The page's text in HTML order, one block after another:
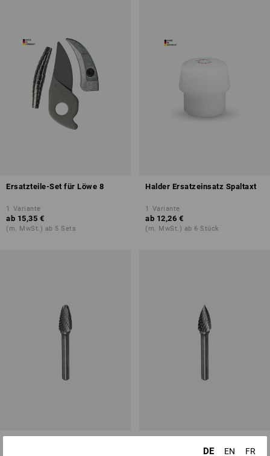
Ersatzteile-Set für Löwe 8
1 Variante
ab 15,35 €
(m. MwSt.) ab 5 Sets
Halder Ersatzeinsatz Spaltaxt
1 Variante
ab 12,26 €
(m. MwSt.) ab 6 Stück
DE EN FR